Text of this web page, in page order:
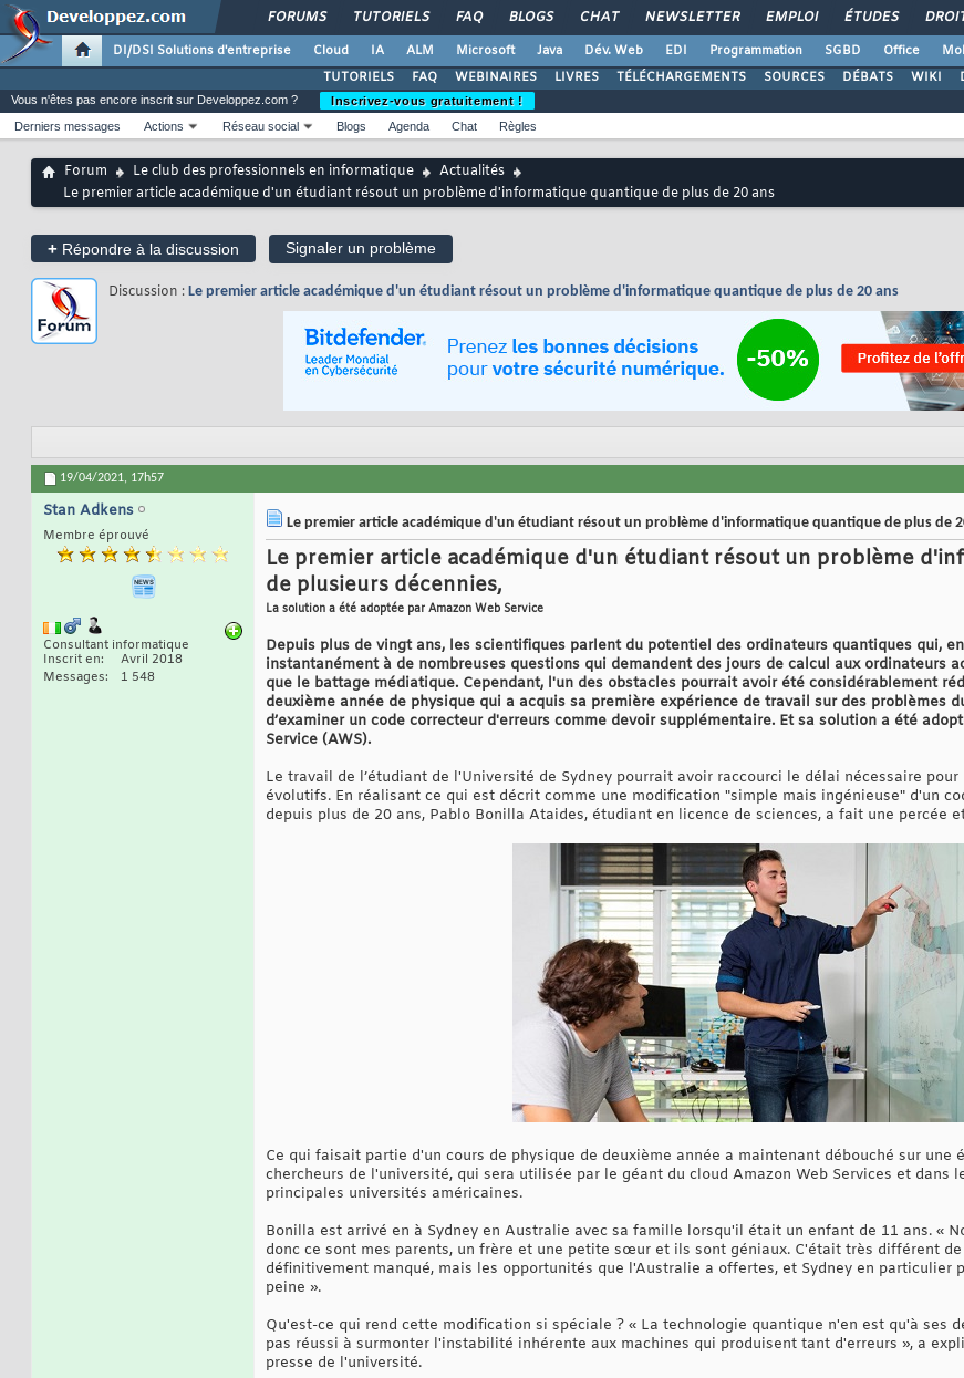
FORUMS TUTORIELS FAQ BLOGS CHAT NEWSLETTER EMPLOI ÉTUDES
DI/DSI Solutions d'entreprise Cloud IA ALM Microsoft Java Dév. Web EDI Programmation SGBD Office
TUTORIELS
FAQ WEBINAIRES LIVRES TÉLÉCHARGEMENTS SOURCES DÉBATS WIKI
Vous n'êtes pas encore inscrit sur Developpez.com ?
Inscrivez-vous gratuitement !
Derniers messages
Actions Réseau social Blogs Agenda Chat Règles
Forum Le club des professionnels en informatique
Actualités
Le premier article académique d'un étudiant résout un problème d'informatique quantique de plus de 20 ans
+ Répondre à la discussion Signaler un problème
Discussion : Le premier article académique d'un étudiant résout un problème d'informatique quantique de plus de 20 ans
19/04/2021, 17h57
Stan Adkens
Membre éprouvé
Consultant informatique
Inscrit en
Avril 2018
Messages
1 548
Le premier article académique d'un étudiant résout un problème d'informatique quantique de plus de
Le premier article académique d'un étudiant résout un problème
de plusieurs décennies,
La solution a été adoptée par Amazon Web Service
Depuis plus de vingt ans, les scientifiques parlent du potentiel des ordinateurs quantiques qui,
instantanément à de nombreuses questions qui demandent des jours de calcul aux ordinateurs
que le battage médiatique. Cependant, l'un des obstacles pourrait avoir été considérablement
deuxième année de physique qui a acquis sa première expérience de travail sur des problèmes
d’examiner un code correcteur d'erreurs comme devoir supplémentaire. Et sa solution a été
Service (AWS).
Le travail de l’étudiant de l'Université de Sydney pourrait avoir raccourci le délai nécessaire
évolutifs. En réalisant ce qui est décrit comme une modification "simple mais ingénieuse" d'un
depuis plus de 20 ans, Pablo Bonilla Ataides, étudiant en licence de sciences, a fait une percée
Ce qui faisait partie d'un cours de physique de deuxième année a maintenant débouché sur une
chercheurs de l'université, qui sera utilisée par le géant du cloud Amazon Web Services et dans
principales universités américaines.
Bonilla est arrivé en à Sydney en Australie avec sa famille lorsqu'il était un enfant de 11 ans. «
donc ce sont mes parents, un frère et une petite sœur et ils sont géniaux. C'était très différent
définitivement manqué, mais les opportunités que l'Australie a offertes, et Sydney en particulier
peine ».
Qu'est-ce qui rend cette modification si spéciale ? « La technologie quantique n'en est qu'à ses
pas réussi à surmonter l'instabilité inhérente aux machines qui produisent tant d'erreurs », a
presse de l'université.